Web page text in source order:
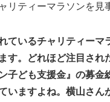
リティーマラソンを見
ているチャリティー
す。どれほど注目さ
子ども支援金』の募
いますよね。横山さ